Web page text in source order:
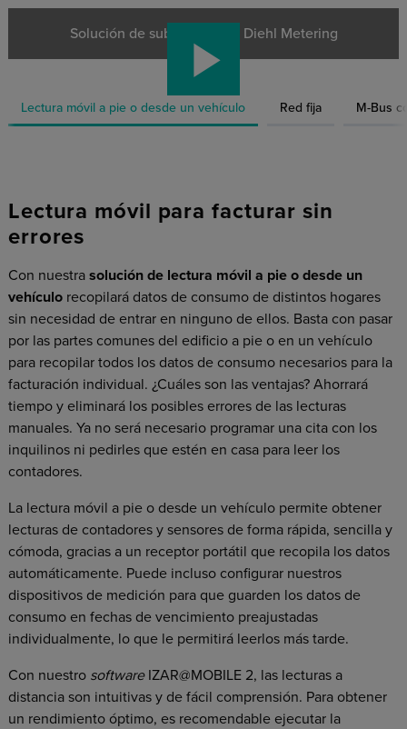
Solución de subcontaje de Diehl Metering
Lectura móvil a pie o desde un vehículo Red fija M-Bus
Lectura móvil para facturar sin
errores
Con nuestra solución de lectura móvil a pie o desde un
vehículo recopilará datos de consumo de distintos hogares
sin necesidad de entrar en ninguno de ellos. Basta con pasar
por las partes comunes del edificio a pie o en un vehículo
para recopilar todos los datos de consumo necesarios para la
facturación individual. ¿Cuáles son las ventajas? Ahorrará
tiempo y eliminará los posibles errores de las lecturas
manuales. Ya no será necesario programar una cita con los
inquilinos ni pedirles que estén en casa para leer los
contadores.
La lectura móvil a pie o desde un vehículo permite obtener
lecturas de contadores y sensores de forma rápida, sencilla y
cómoda, gracias a un receptor portátil que recopila los datos
automáticamente. Puede incluso configurar nuestros
dispositivos de medición para que guarden los datos de
consumo en fechas de vencimiento preajustadas
individualmente, lo que le permitirá leerlos más tarde.
Con nuestro software IZAR@MOBILE 2, las lecturas a
distancia son intuitivas y de fácil comprensión. Para obtener
un rendimiento óptimo, es recomendable ejecutar la